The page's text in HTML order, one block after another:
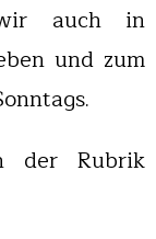
auch in
und zum
der Rubrik